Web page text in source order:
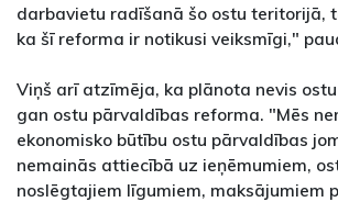
darbavietu radīšanā šo ostu teritorijā,
ka šī reforma ir notikusi veiksmīgi,"
Viņš arī atzīmēja, ka plānota nevis
gan ostu pārvaldības reforma. "Mēs
ekonomisko būtību ostu pārvaldības
nemainās attiecībā uz ieņēmumiem,
noslēgtajiem līgumiem, maksājumiem